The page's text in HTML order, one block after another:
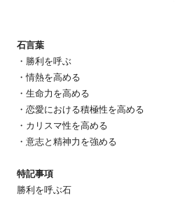
石言葉
・勝利を呼ぶ
・情熱を高める
・生命力を高める
・恋愛における積極性を高める
・カリスマ性を高める
・意志と精神力を強める
特記事項
勝利を呼ぶ石